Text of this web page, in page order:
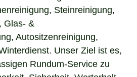
Steinreinigung,
Glas- &
Autositzenreinigung,
Unser Ziel ist es,
Rundum-Service zu